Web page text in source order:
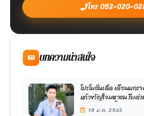
โทร 052-020-
บทความน่าสนใจ
โปรโมชั่นเด็ด เดือนมกร
แก้วขวัญใจมหาชน รีบ
โปรสุดพิเศษนี้
18 ม.ค. 2563